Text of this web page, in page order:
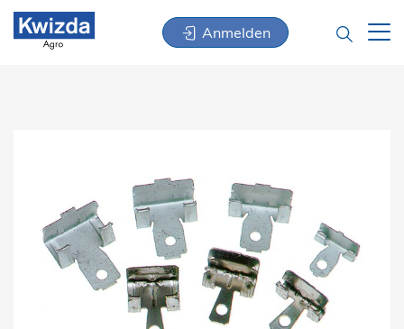
Anmelden